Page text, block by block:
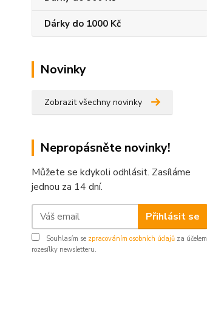
Dárky do 1000 Kč
Novinky
Zobrazit všechny novinky
Nepropásněte novinky!
Můžete se kdykoli odhlásit. Zasíláme
jednou za 14 dní.
Přihlásit se
Souhlasím se zpracováním osobních údajů za účelem
rozesílky newsletteru.